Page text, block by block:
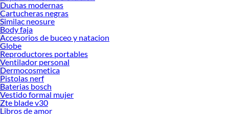
Duchas modernas
Cartucheras negras
Similac neosure
Body faja
Accesorios de buceo y natacion
Globe
Reproductores portables
Ventilador personal
Dermocosmetica
Pistolas nerf
Baterias bosch
Vestido formal mujer
Zte blade v30
Libros de amor